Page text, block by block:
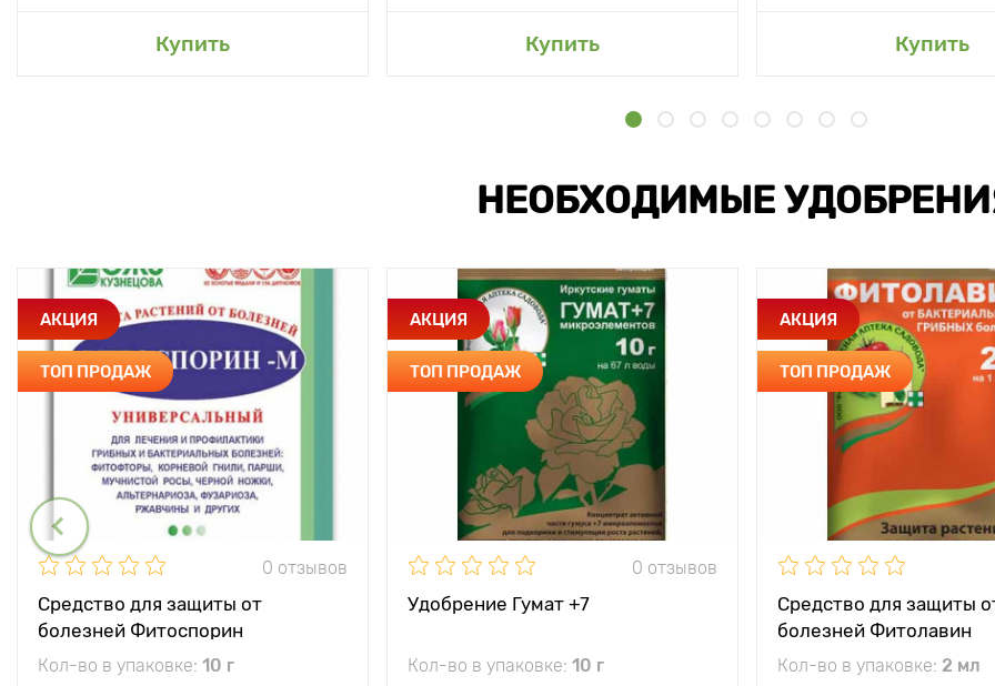
Купить Купить Купить
НЕОБХОДИМЫЕ
АКЦИЯ
ТОП ПРОДАЖ
0 отзывов
Средство для защиты от
болезней Фитоспорин
Кол-во в упаковке: 10 г
АКЦИЯ
ТОП ПРОДАЖ
0 отзывов
Удобрение Гумат +7
Кол-во в упаковке: 10 г
АКЦИЯ
ТОП ПРОДАЖ
Средство для защиты
болезней Фитолавин
Кол-во в упаковке: 2 мл